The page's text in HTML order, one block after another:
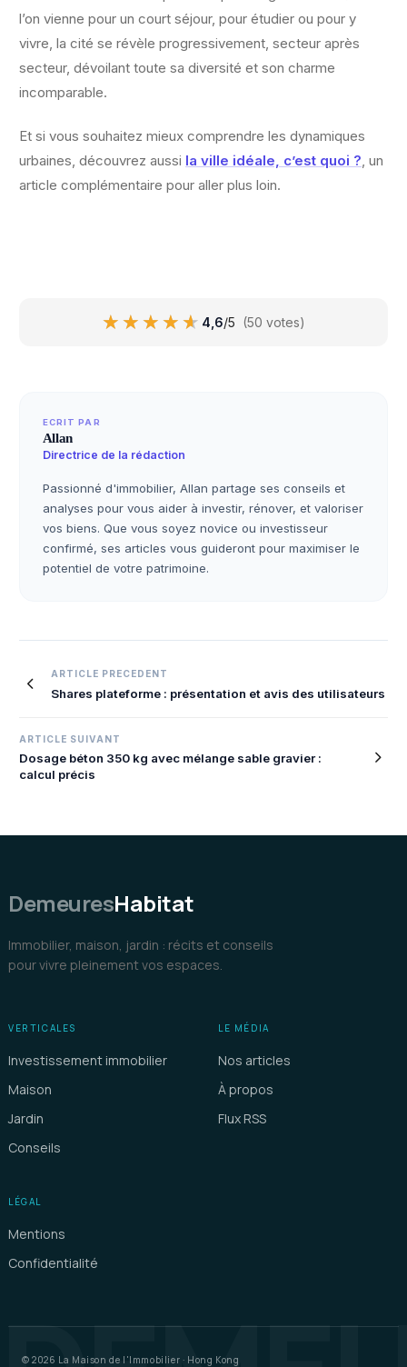
l’on vienne pour un court séjour, pour étudier ou pour y
vivre, la cité se révèle progressivement, secteur après
secteur, dévoilant toute sa diversité et son charme
incomparable.
Et si vous souhaitez mieux comprendre les dynamiques
urbaines, découvrez aussi la ville idéale, c’est quoi ?, un
article complémentaire pour aller plus loin.
★★★★★
★★★★★ 4,6/5 (50 votes)
ECRIT PAR
Allan
Directrice de la rédaction
Passionné d'immobilier, Allan partage ses conseils et
analyses pour vous aider à investir, rénover, et valoriser
vos biens. Que vous soyez novice ou investisseur
confirmé, ses articles vous guideront pour maximiser le
potentiel de votre patrimoine.
Navigation
ARTICLE PRECEDENT
Shares plateforme : présentation et avis des utilisateurs
ARTICLE SUIVANT
Dosage béton 350 kg avec mélange sable gravier :
calcul précis
DemeuresHabitat
Immobilier, maison, jardin : récits et conseils
pour vivre pleinement vos espaces.
VERTICALES
Investissement immobilier
Maison
Jardin
Conseils
LE MÉDIA
Nos articles
À propos
Flux RSS
LÉGAL
Mentions
Confidentialité
© 2026 La Maison de l'Immobilier · Hong Kong